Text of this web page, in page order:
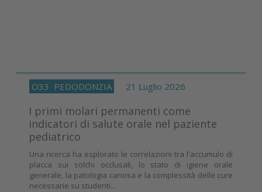
O33 PEDODONZIA 21 Luglio 2026
I primi molari permanenti come
indicatori di salute orale nel paziente
pediatrico
Una ricerca ha esplorato le correlazioni tra l'accumulo di
placca sui solchi occlusali, lo stato di igiene orale
generale, la patologia cariosa e la complessità delle cure
necessarie su studenti...